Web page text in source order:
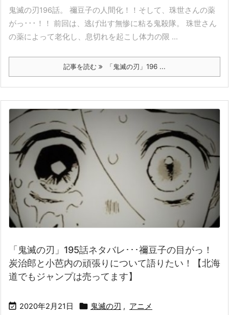
鬼滅の刃196話。 禰豆子の人間化！！そして、珠世さんの薬
がっ･･･！！ 前回は、逃げ出す無惨に粘る鬼殺隊。 珠世さん
の薬によって老化し、息切れを起こし体力の限 ...
記事を読む 「鬼滅の刃」196 ...
「鬼滅の刃」195話ネタバレ･･･禰豆子の目がっ！
炭治郎と小芭内の頑張りについて語りたい！【北海
道でもジャンプは売ってます】
 2020年2月21日  鬼滅の刃 , アニメ